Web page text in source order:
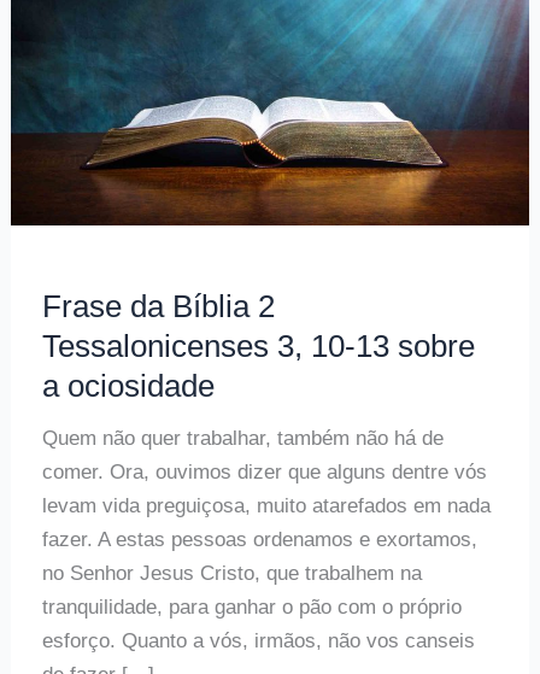
Frase da Bíblia 2
Tessalonicenses 3, 10-13 sobre
a ociosidade
Quem não quer trabalhar, também não há de
comer. Ora, ouvimos dizer que alguns dentre vós
levam vida preguiçosa, muito atarefados em nada
fazer. A estas pessoas ordenamos e exortamos,
no Senhor Jesus Cristo, que trabalhem na
tranquilidade, para ganhar o pão com o próprio
esforço. Quanto a vós, irmãos, não vos canseis